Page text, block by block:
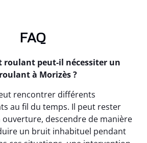
FAQ
roulant peut-il nécessiter un
à Morizès ?
rencontrer différents
au fil du temps. Il peut rester
descendre de manière
un bruit inhabituel pendant